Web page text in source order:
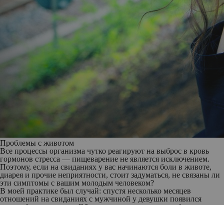
Проблемы с животом
Все процессы организма чутко реагируют на выброс в кровь
гормонов стресса — пищеварение не является исключением.
Поэтому, если на свиданиях у вас начинаются боли в животе,
диарея и прочие неприятности, стоит задуматься, не связаны ли
эти симптомы с вашим молодым человеком?
В моей практике был случай: спустя несколько месяцев
отношений на свиданиях с мужчиной у девушки появился